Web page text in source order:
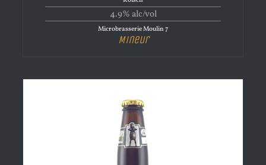
4.9% alc/vol
Microbrasserie Moulin 7
Mineur